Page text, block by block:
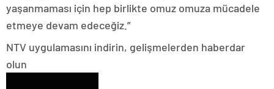
yaşanmaması için hep birlikte omuz omuza mücadele
etmeye devam edeceğiz.”
NTV uygulamasını indirin, gelişmelerden haberdar
olun